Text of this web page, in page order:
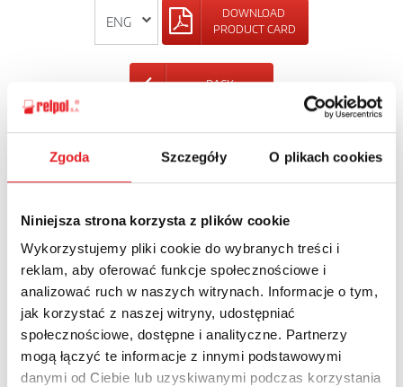
Zgoda Szczegóły O plikach cookies
Niniejsza strona korzysta z plików cookie
Wykorzystujemy pliki cookie do wybranych treści i
reklam, aby oferować funkcje społecznościowe i
analizować ruch w naszych witrynach. Informacje o tym,
jak korzystać z naszej witryny, udostępniać
społecznościowe, dostępne i analityczne. Partnerzy
mogą łączyć te informacje z innymi podstawowymi
danymi od Ciebie lub uzyskiwanymi podczas korzystania
DOWNLOAD
PRODUCT CARD
BACK
Name: *
Company: